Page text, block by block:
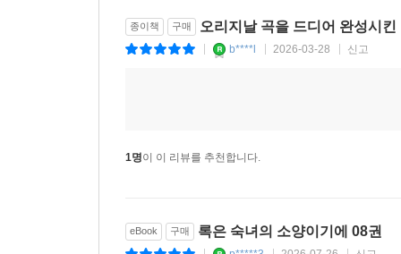
종이책 구매 오리지날 곡을 드디어 완성시킨
b****l 2026-03-28 신고
1명이 이 리뷰를 추천합니다.
eBook 구매 록은 숙녀의 소양이기에 08권